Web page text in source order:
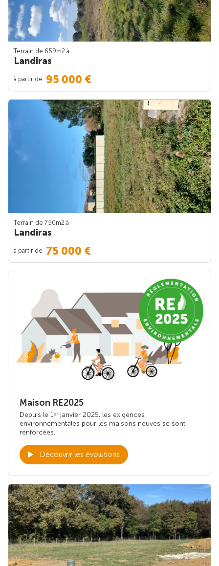
Terrain de 659m2 à
Landiras
à partir de 95 000 €
Terrain de 750m2 à
Landiras
à partir de 75 000 €
Maison RE2025
Depuis le 1er janvier 2025, les exigences
environnementales pour les maisons neuves se sont
renforcées.
Découvrir les évolutions